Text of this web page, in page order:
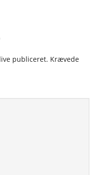
publiceret. Krævede